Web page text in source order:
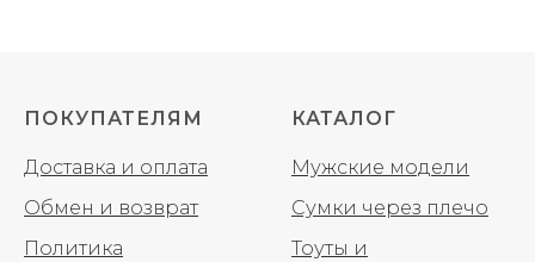
ПОКУПАТЕЛЯМ
Доставка и оплата
Обмен и возврат
Политика
КАТАЛОГ
Мужские модели
Сумки через плечо
Тоуты и